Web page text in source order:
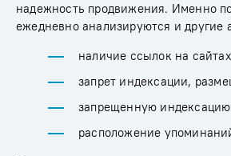
надежность продвижения. Именно
ежедневно анализируются и
наличие ссылок на
запрет индексации,
запрещенную
расположение